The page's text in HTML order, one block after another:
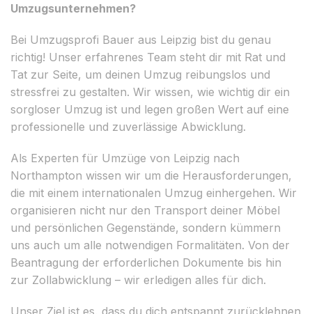
Umzugsunternehmen?
Bei Umzugsprofi Bauer aus Leipzig bist du genau
richtig! Unser erfahrenes Team steht dir mit Rat und
Tat zur Seite, um deinen Umzug reibungslos und
stressfrei zu gestalten. Wir wissen, wie wichtig dir ein
sorgloser Umzug ist und legen großen Wert auf eine
professionelle und zuverlässige Abwicklung.
Als Experten für Umzüge von Leipzig nach
Northampton wissen wir um die Herausforderungen,
die mit einem internationalen Umzug einhergehen. Wir
organisieren nicht nur den Transport deiner Möbel
und persönlichen Gegenstände, sondern kümmern
uns auch um alle notwendigen Formalitäten. Von der
Beantragung der erforderlichen Dokumente bis hin
zur Zollabwicklung – wir erledigen alles für dich.
Unser Ziel ist es, dass du dich entspannt zurücklehnen